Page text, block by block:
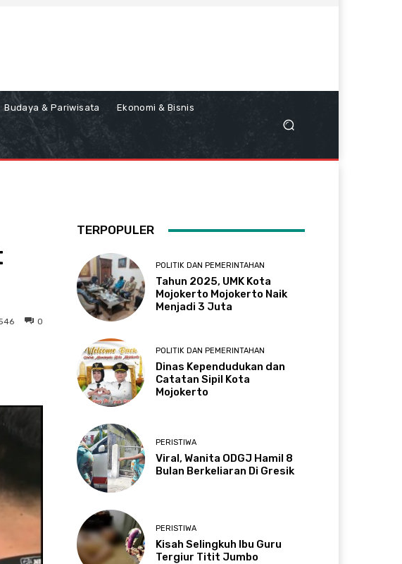
Budaya & Pariwisata Ekonomi & Bisnis
0
TERPOPULER
POLITIK DAN PEMERINTAHAN
Tahun 2025, UMK Kota
Mojokerto Mojokerto Naik
Menjadi 3 Juta
POLITIK DAN PEMERINTAHAN
Dinas Kependudukan dan
Catatan Sipil Kota
Mojokerto
PERISTIWA
Viral, Wanita ODGJ Hamil 8
Bulan Berkeliaran Di Gresik
PERISTIWA
Kisah Selingkuh Ibu Guru
Tergiur Titit Jumbo